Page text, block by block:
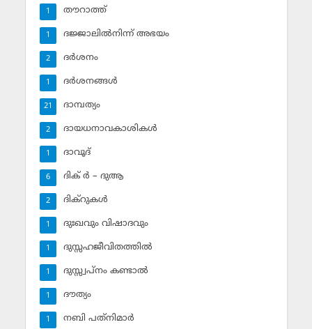
തൗറാത്ത്
1
ദജ്ജാലില്‍നിന്ന് അഭയം
1
ദര്‍ശനം
2
ദര്‍ശനങ്ങള്‍
1
ദാമ്പത്യം
21
ദായധനാവകാശികള്‍
2
ദാവൂദ്‌
1
ദിക് ര്‍ – ദുആ
6
ദിക്‌റുകള്‍
2
ദുഃഖവും വിഷാദവും
1
ദുസ്സഹജീവിതത്തില്‍
1
ദുസ്സ്വപ്‌നം കണ്ടാല്‍
1
ദൗത്യം
1
നബി പത്‌നിമാര്‍
1